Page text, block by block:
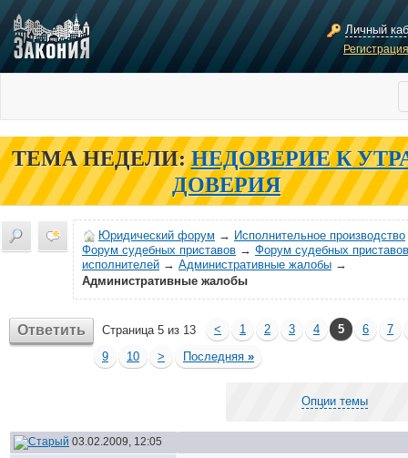
Личный
ТЕМА НЕДЕЛИ: НЕДОВЕРИЕ К
ДОВЕРИЯ
Юридический форум → Исполнительное производство
Форум судебных приставов → Форум судебных
исполнителей → Административные жалобы →
Административные жалобы
Ответить Страница 5 из 13 < 1 2 3 4 5 6
7
9
10 > Последняя »
Опции темы
03.02.2009, 12:05